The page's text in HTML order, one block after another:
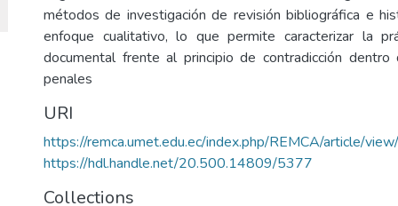
métodos de investigación de revisión bibliográfica e
enfoque cualitativo, lo que permite caracterizar la
documental frente al principio de contradicción
penales
URI
https://remca.umet.edu.ec/index.php/REMCA/article/
https://hdl.handle.net/20.500.14809/5377
Collections